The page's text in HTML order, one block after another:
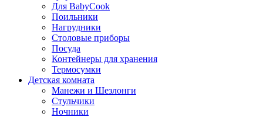
Для BabyCook
Поильники
Нагрудники
Столовые приборы
Посуда
Контейнеры для хранения
Термосумки
Детская комната
Манежи и Шезлонги
Стульчики
Ночники